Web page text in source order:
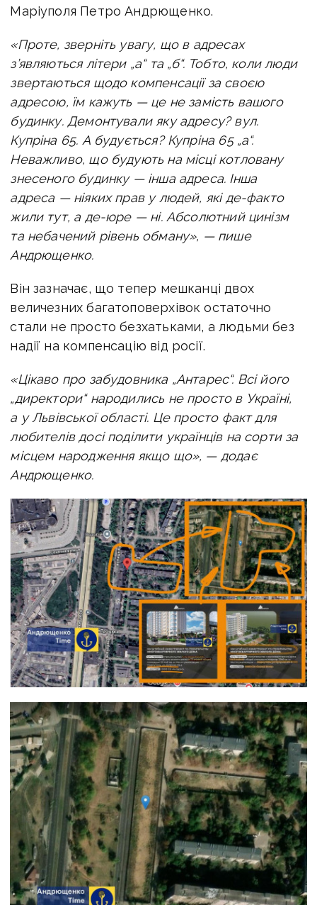
Маріуполя Петро Андрющенко.
«Проте, зверніть увагу, що в адресах
з’являються літери „а“ та „б“. Тобто, коли люди
звертаються щодо компенсації за своєю
адресою, їм кажуть — це не замість вашого
будинку. Демонтували яку адресу? вул.
Купріна 65. А будується? Купріна 65 „а“.
Неважливо, що будують на місці котловану
знесеного будинку — інша адреса. Інша
адреса — ніяких прав у людей, які де-факто
жили тут, а де-юре — ні. Абсолютний цинізм
та небачений рівень обману», — пише
Андрющенко.
Він зазначає, що тепер мешканці двох
величезних багатоповерхівок остаточно
стали не просто безхатьками, а людьми без
надії на компенсацію від росії.
«Цікаво про забудовника „Антарес“. Всі його
„директори“ народились не просто в Україні,
а у Львівської області. Це просто факт для
любителів досі поділити українців на сорти за
місцем народження якщо що», — додає
Андрющенко.